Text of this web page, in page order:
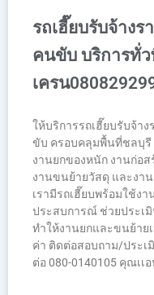
รถเฮี๊ยบรับจ้าง
คนขับ บริการทั่
เครน
ให้บริการรถเฮี๊ยบรับจ้า
ขับ ครอบคลุมพื้นที่ชลบุรี
งานยกของหนัก งานก่อส
งานขนย้ายวัสดุ และงา
เรามีรถเฮี๊ยบพร้อมใช้ง
ประสบการณ์ ช่วยประเ
ทำให้งานยกและขนย้าย
ค่า ติดต่อสอบถาม/ประเ
ต่อ 080-0140105 คุณเเ